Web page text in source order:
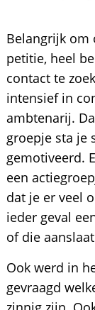
Belangrijk om
petitie, heel
contact te
intensief in
ambtenarij.
groepje sta je
gemotiveerd.
een
dat je er veel
ieder geval
of die
Ook werd in
gevraagd